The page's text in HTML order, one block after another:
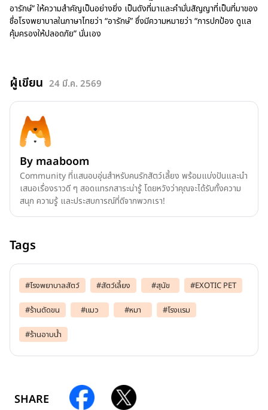
อารักษ์” ให้ความสำคัญเป็นอย่างยิ่ง เป็นดังที่มาและคำมั่นสัญญาที่เป็นที่มาของ
ชื่อโรงพยาบาลในภาษาไทยว่า “อารักษ์” ซึ่งมีความหมายว่า “การปกป้อง ดูแล
คุ้มครองให้ปลอดภัย” นั่นเอง
ผู้เขียน 24 มี.ค. 2569
By maaboom
Community ที่แสนอบอุ่นสำหรับคนรักสัตว์เลี้ยง พร้อมแบ่งปันและนำ
เสนอเรื่องราวดี ๆ สอดแทรกสาระน่ารู้ โดยหวังว่าคุณจะได้รับทั้งความ
สนุก ความรู้ และประสบการณ์ที่ดีจากพวกเรา!
Tags
#โรงพยาบาลสัตว์ #สัตว์เลี้ยง #สุนัข #EXOTIC PET
#ร้านตัดขน #แมว #หมา #โรงแรม
#ร้านอาบน้ำ
SHARE